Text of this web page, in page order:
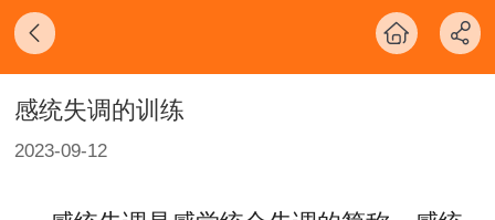
感统失调的训练
2023-09-12